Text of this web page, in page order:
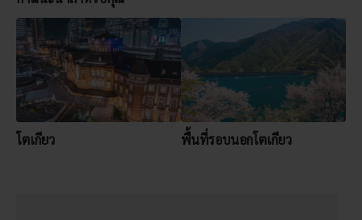
โตเกียว พื้นที่รอบนอกโตเกียว